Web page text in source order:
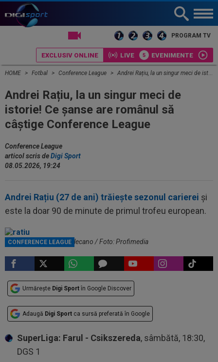
PROGRAM TV
EXCLUSIV ONLINE LIVE EVENIMENTE
HOME Fotbal Conference League Andrei Rațiu, la un singur meci de istorie! Ce șanse are românul să câștige Conference League
Andrei Rațiu, la un singur meci de
istorie! Ce șanse are românul să
câștige Conference League
Conference League
articol scris deDigi Sport
08.05.2026, 19:24
Andrei Rațiu (27 de ani) trăiește sezonul carierei și
este la doar 90 de minute de primul trofeu european.
CONFERENCE LEAGUE
Andrei Rațiu, la Rayo Vallecano / Foto: Profimedia
Urmărește Digi Sport în Google Discover
Adaugă Digi Sport ca sursă preferată în Google
SuperLiga: Farul - Csikszereda, sâmbătă, 18:30,
DGS 1